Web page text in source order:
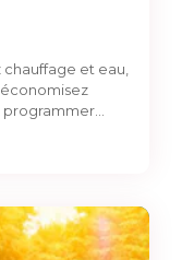
et eau,
programmer…